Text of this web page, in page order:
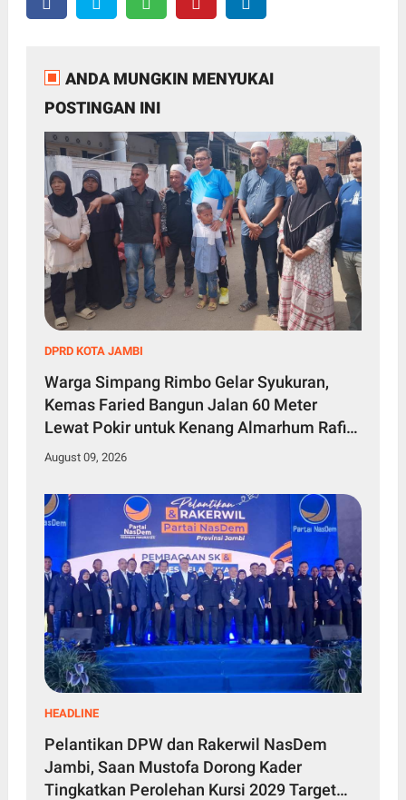
ANDA MUNGKIN MENYUKAI
POSTINGAN INI
DPRD KOTA JAMBI
Warga Simpang Rimbo Gelar Syukuran,
Kemas Faried Bangun Jalan 60 Meter
Lewat Pokir untuk Kenang Almarhum Rafi
Akbar
August 09, 2026
HEADLINE
Pelantikan DPW dan Rakerwil NasDem
Jambi, Saan Mustofa Dorong Kader
Tingkatkan Perolehan Kursi 2029 Target